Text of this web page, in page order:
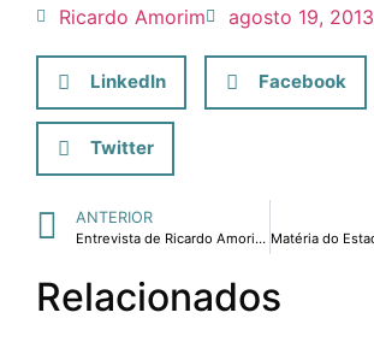
Ricardo Amorim agosto 19, 2013
LinkedIn Facebook
Twitter
ANTERIOR
Entrevista de Ricardo Amorim para matéria de capa da Forbes, "Magos da Fortuna", sobre como investir melhor
Relacionados